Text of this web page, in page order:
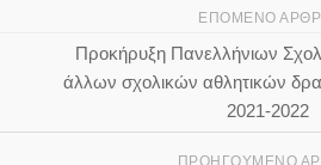
ΕΠΌΜΕΝΟ
Προκήρυξη Πανελλήνιων
άλλων σχολικών αθλητικών
2021-2022
ΠΡΟΗΓΟΎΜΕΝΟ